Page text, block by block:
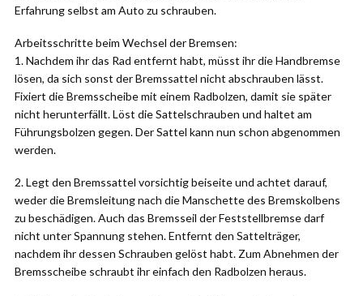
Erfahrung selbst am Auto zu schrauben.
Arbeitsschritte beim Wechsel der Bremsen:
1. Nachdem ihr das Rad entfernt habt, müsst ihr die Handbremse
lösen, da sich sonst der Bremssattel nicht abschrauben lässt.
Fixiert die Bremsscheibe mit einem Radbolzen, damit sie später
nicht herunterfällt. Löst die Sattelschrauben und haltet am
Führungsbolzen gegen. Der Sattel kann nun schon abgenommen
werden.
2. Legt den Bremssattel vorsichtig beiseite und achtet darauf,
weder die Bremsleitung nach die Manschette des Bremskolbens
zu beschädigen. Auch das Bremsseil der Feststellbremse darf
nicht unter Spannung stehen. Entfernt den Sattelträger,
nachdem ihr dessen Schrauben gelöst habt. Zum Abnehmen der
Bremsscheibe schraubt ihr einfach den Radbolzen heraus.